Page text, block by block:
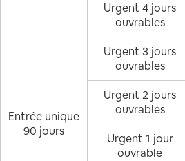
Entrée unique
90 jours
Urgent 4 jours
ouvrables
Urgent 3 jours
ouvrables
Urgent 2 jours
ouvrables
Urgent 1 jour
ouvrable